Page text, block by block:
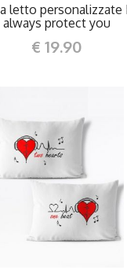
letto personalizzate
always protect you
€ 19.90
DETTAGLI